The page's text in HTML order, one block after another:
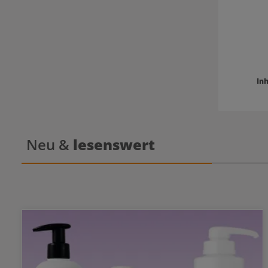
Minuten Einwirkzeit
mit
Brauntöne
Neu & lesenswert